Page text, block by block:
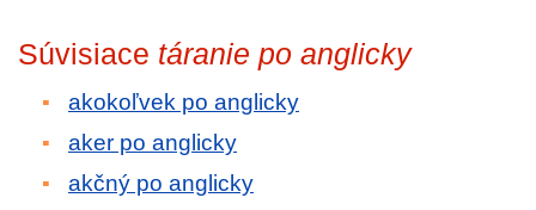
Súvisiace táranie po anglicky
akokoľvek po anglicky
aker po anglicky
akčný po anglicky